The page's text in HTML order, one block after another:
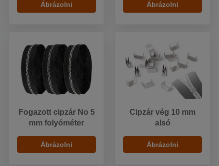
Ábrázolni Ábrázolni
Fogazott cipzár No 5
mm folyóméter
Ábrázolni
Cipzár vég 10 mm
alsó
Ábrázolni